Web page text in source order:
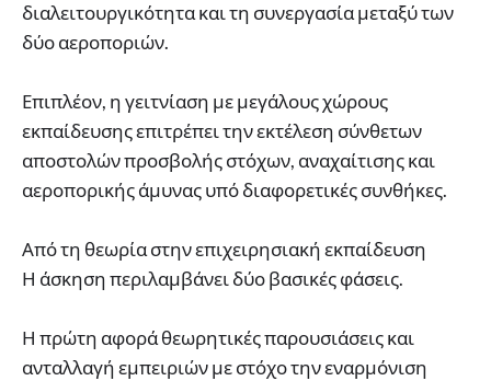
διαλειτουργικότητα και τη συνεργασία μεταξύ των
δύο αεροποριών.
Επιπλέον, η γειτνίαση με μεγάλους χώρους
εκπαίδευσης επιτρέπει την εκτέλεση σύνθετων
αποστολών προσβολής στόχων, αναχαίτισης και
αεροπορικής άμυνας υπό διαφορετικές συνθήκες.
Από τη θεωρία στην επιχειρησιακή εκπαίδευση
Η άσκηση περιλαμβάνει δύο βασικές φάσεις.
Η πρώτη αφορά θεωρητικές παρουσιάσεις και
ανταλλαγή εμπειριών με στόχο την εναρμόνιση